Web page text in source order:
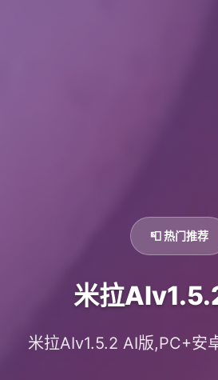
📮 热门推荐
米拉
米拉AIv1.5.2 AI版,PC+安